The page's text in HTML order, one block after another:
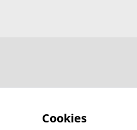
Cookies